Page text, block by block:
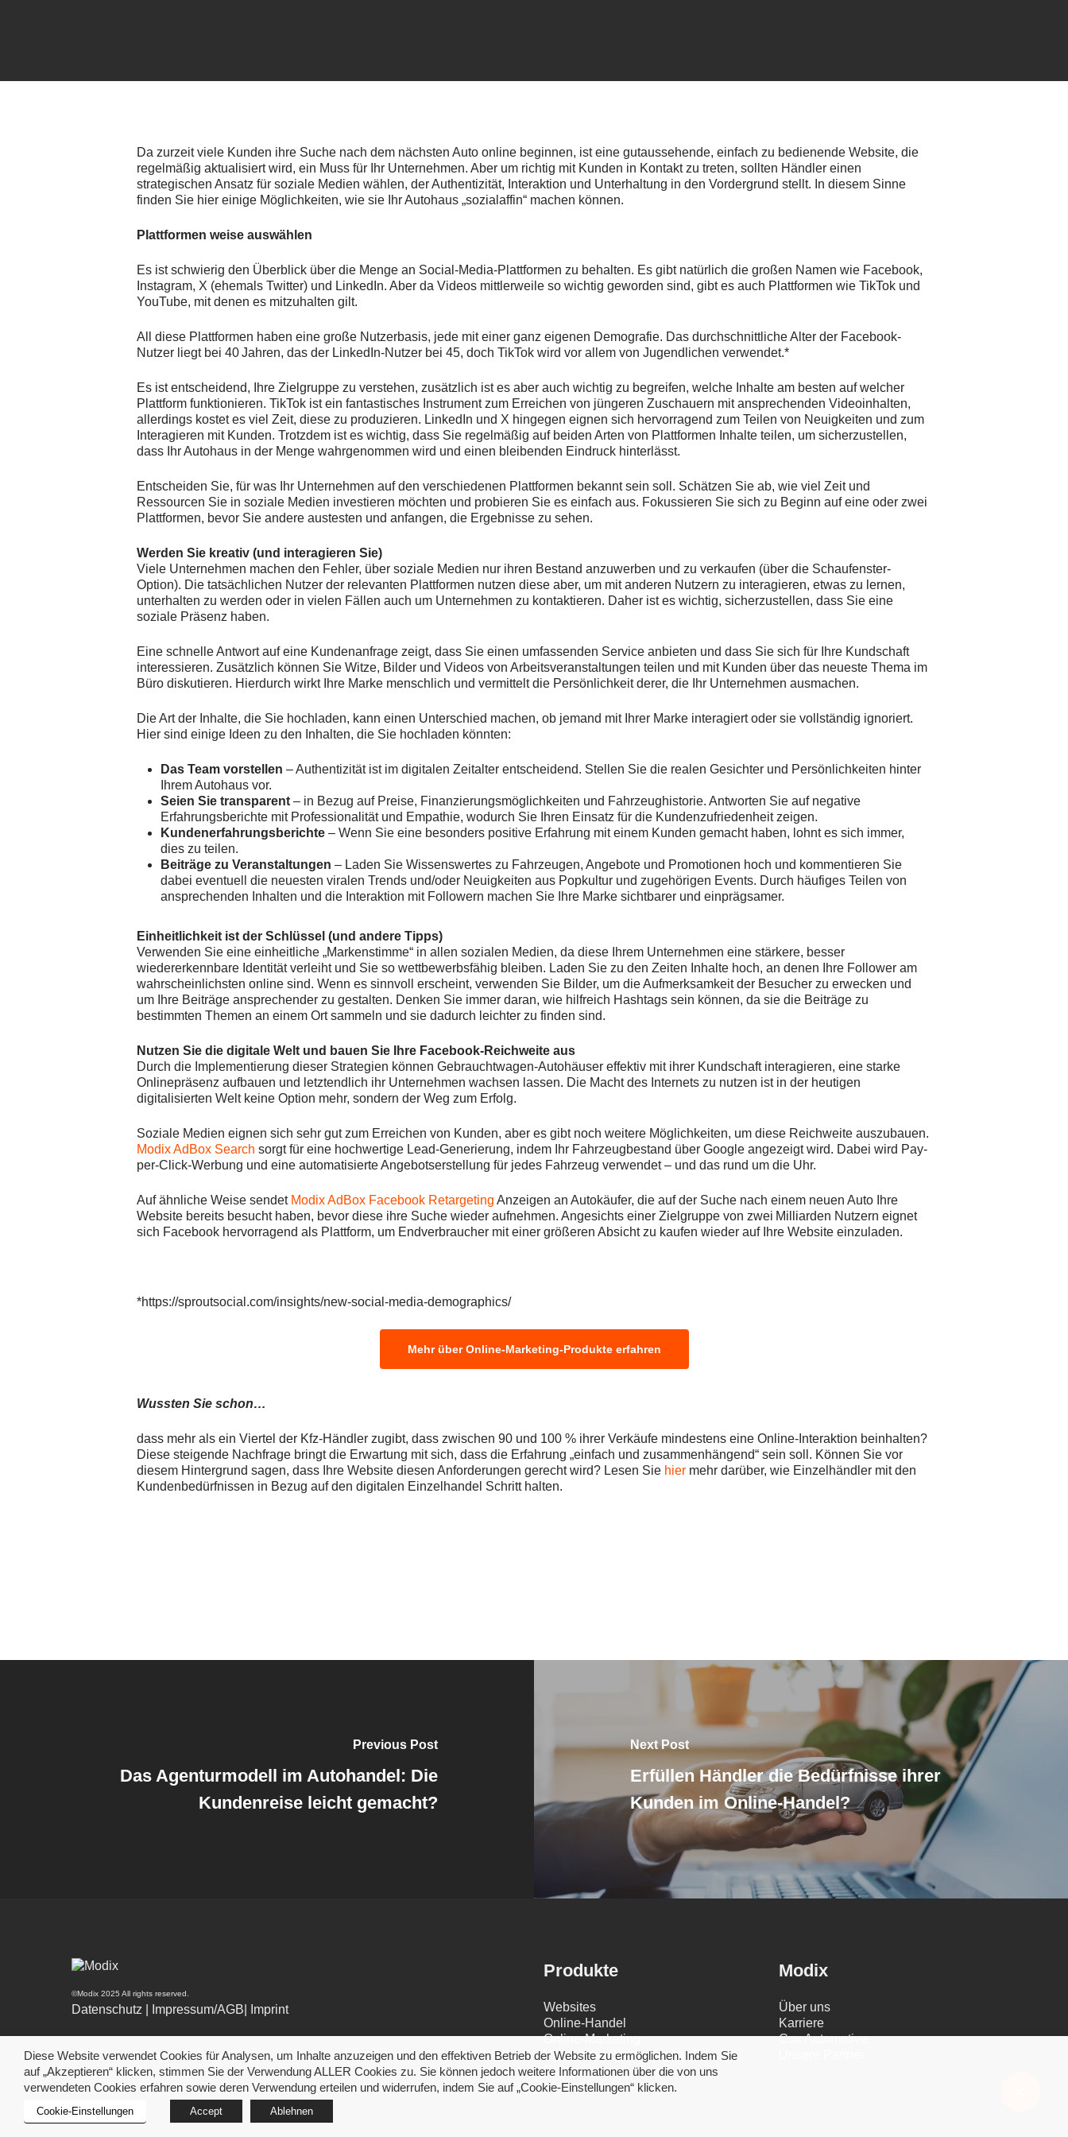
Da zurzeit viele Kunden ihre Suche nach dem nächsten Auto online beginnen, ist eine gutaussehende, einfach zu bedienende Website, die
regelmäßig aktualisiert wird, ein Muss für Ihr Unternehmen. Aber um richtig mit Kunden in Kontakt zu treten, sollten Händler einen
strategischen Ansatz für soziale Medien wählen, der Authentizität, Interaktion und Unterhaltung in den Vordergrund stellt. In diesem Sinne
finden Sie hier einige Möglichkeiten, wie sie Ihr Autohaus „sozialaffin“ machen können.
Plattformen weise auswählen
Es ist schwierig den Überblick über die Menge an Social-Media-Plattformen zu behalten. Es gibt natürlich die großen Namen wie Facebook,
Instagram, X (ehemals Twitter) und LinkedIn. Aber da Videos mittlerweile so wichtig geworden sind, gibt es auch Plattformen wie TikTok und
YouTube, mit denen es mitzuhalten gilt.
All diese Plattformen haben eine große Nutzerbasis, jede mit einer ganz eigenen Demografie. Das durchschnittliche Alter der Facebook-
Nutzer liegt bei 40 Jahren, das der LinkedIn-Nutzer bei 45, doch TikTok wird vor allem von Jugendlichen verwendet.*
Es ist entscheidend, Ihre Zielgruppe zu verstehen, zusätzlich ist es aber auch wichtig zu begreifen, welche Inhalte am besten auf welcher
Plattform funktionieren. TikTok ist ein fantastisches Instrument zum Erreichen von jüngeren Zuschauern mit ansprechenden Videoinhalten,
allerdings kostet es viel Zeit, diese zu produzieren. LinkedIn und X hingegen eignen sich hervorragend zum Teilen von Neuigkeiten und zum
Interagieren mit Kunden. Trotzdem ist es wichtig, dass Sie regelmäßig auf beiden Arten von Plattformen Inhalte teilen, um sicherzustellen,
dass Ihr Autohaus in der Menge wahrgenommen wird und einen bleibenden Eindruck hinterlässt.
Entscheiden Sie, für was Ihr Unternehmen auf den verschiedenen Plattformen bekannt sein soll. Schätzen Sie ab, wie viel Zeit und
Ressourcen Sie in soziale Medien investieren möchten und probieren Sie es einfach aus. Fokussieren Sie sich zu Beginn auf eine oder zwei
Plattformen, bevor Sie andere austesten und anfangen, die Ergebnisse zu sehen.
Werden Sie kreativ (und interagieren Sie)
Viele Unternehmen machen den Fehler, über soziale Medien nur ihren Bestand anzuwerben und zu verkaufen (über die Schaufenster-
Option). Die tatsächlichen Nutzer der relevanten Plattformen nutzen diese aber, um mit anderen Nutzern zu interagieren, etwas zu lernen,
unterhalten zu werden oder in vielen Fällen auch um Unternehmen zu kontaktieren. Daher ist es wichtig, sicherzustellen, dass Sie eine
soziale Präsenz haben.
Eine schnelle Antwort auf eine Kundenanfrage zeigt, dass Sie einen umfassenden Service anbieten und dass Sie sich für Ihre Kundschaft
interessieren. Zusätzlich können Sie Witze, Bilder und Videos von Arbeitsveranstaltungen teilen und mit Kunden über das neueste Thema im
Büro diskutieren. Hierdurch wirkt Ihre Marke menschlich und vermittelt die Persönlichkeit derer, die Ihr Unternehmen ausmachen.
Die Art der Inhalte, die Sie hochladen, kann einen Unterschied machen, ob jemand mit Ihrer Marke interagiert oder sie vollständig ignoriert.
Hier sind einige Ideen zu den Inhalten, die Sie hochladen könnten:
Das Team vorstellen– Authentizität ist im digitalen Zeitalter entscheidend. Stellen Sie die realen Gesichter und Persönlichkeiten hinter
Ihrem Autohaus vor.
Seien Sie transparent– in Bezug auf Preise, Finanzierungsmöglichkeiten und Fahrzeughistorie. Antworten Sie auf negative
Erfahrungsberichte mit Professionalität und Empathie, wodurch Sie Ihren Einsatz für die Kundenzufriedenheit zeigen.
Kundenerfahrungsberichte– Wenn Sie eine besonders positive Erfahrung mit einem Kunden gemacht haben, lohnt es sich immer,
dies zu teilen.
Beiträge zu Veranstaltungen– Laden Sie Wissenswertes zu Fahrzeugen, Angebote und Promotionen hoch und kommentieren Sie
dabei eventuell die neuesten viralen Trends und/oder Neuigkeiten aus Popkultur und zugehörigen Events. Durch häufiges Teilen von
ansprechenden Inhalten und die Interaktion mit Followern machen Sie Ihre Marke sichtbarer und einprägsamer.
Einheitlichkeit ist der Schlüssel (und andere Tipps)
Verwenden Sie eine einheitliche „Markenstimme“ in allen sozialen Medien, da diese Ihrem Unternehmen eine stärkere, besser
wiedererkennbare Identität verleiht und Sie so wettbewerbsfähig bleiben. Laden Sie zu den Zeiten Inhalte hoch, an denen Ihre Follower am
wahrscheinlichsten online sind. Wenn es sinnvoll erscheint, verwenden Sie Bilder, um die Aufmerksamkeit der Besucher zu erwecken und
um Ihre Beiträge ansprechender zu gestalten. Denken Sie immer daran, wie hilfreich Hashtags sein können, da sie die Beiträge zu
bestimmten Themen an einem Ort sammeln und sie dadurch leichter zu finden sind.
Nutzen Sie die digitale Welt und bauen Sie Ihre Facebook-Reichweite aus
Durch die Implementierung dieser Strategien können Gebrauchtwagen-Autohäuser effektiv mit ihrer Kundschaft interagieren, eine starke
Onlinepräsenz aufbauen und letztendlich ihr Unternehmen wachsen lassen. Die Macht des Internets zu nutzen ist in der heutigen
digitalisierten Welt keine Option mehr, sondern der Weg zum Erfolg.
Soziale Medien eignen sich sehr gut zum Erreichen von Kunden, aber es gibt noch weitere Möglichkeiten, um diese Reichweite auszubauen.
Modix AdBox Search sorgt für eine hochwertige Lead-Generierung, indem Ihr Fahrzeugbestand über Google angezeigt wird. Dabei wird Pay-
per-Click-Werbung und eine automatisierte Angebotserstellung für jedes Fahrzeug verwendet – und das rund um die Uhr.
Auf ähnliche Weise sendet Modix AdBox Facebook Retargeting Anzeigen an Autokäufer, die auf der Suche nach einem neuen Auto Ihre
Website bereits besucht haben, bevor diese ihre Suche wieder aufnehmen. Angesichts einer Zielgruppe von zwei Milliarden Nutzern eignet
sich Facebook hervorragend als Plattform, um Endverbraucher mit einer größeren Absicht zu kaufen wieder auf Ihre Website einzuladen.
*https://sproutsocial.com/insights/new-social-media-demographics/
Mehr über Online-Marketing-Produkte erfahren
Wussten Sie schon…
dass mehr als ein Viertel der Kfz-Händler zugibt, dass zwischen 90 und 100 % ihrer Verkäufe mindestens eine Online-Interaktion beinhalten?
Diese steigende Nachfrage bringt die Erwartung mit sich, dass die Erfahrung „einfach und zusammenhängend“ sein soll. Können Sie vor
diesem Hintergrund sagen, dass Ihre Website diesen Anforderungen gerecht wird? Lesen Sie hier mehr darüber, wie Einzelhändler mit den
Kundenbedürfnissen in Bezug auf den digitalen Einzelhandel Schritt halten.
Previous Post
Das Agenturmodell im Autohandel: Die
Kundenreise leicht gemacht?
Next Post
Erfüllen Händler die Bedürfnisse ihrer
Kunden im Online-Handel?
©Modix 2025 All rights reserved.
Datenschutz Impressum/AGB Imprint
Produkte
Websites
Online-Handel
Online-Marketing
Video- und Bildlösungen
Fahrzeugmanagement
Modix
Über uns
Karriere
Cox Automotive
Diese Website verwendet Cookies für Analysen, um Inhalte anzuzeigen und den effektiven Betrieb der Website zu ermöglichen. Indem Sie
auf „Akzeptieren“ klicken, stimmen Sie der Verwendung ALLER Cookies zu. Sie können jedoch weitere Informationen über die von uns
verwendeten Cookies erfahren sowie deren Verwendung erteilen und widerrufen, indem Sie auf „Cookie-Einstellungen“ klicken.
Cookie-Einstellungen Accept Ablehnen